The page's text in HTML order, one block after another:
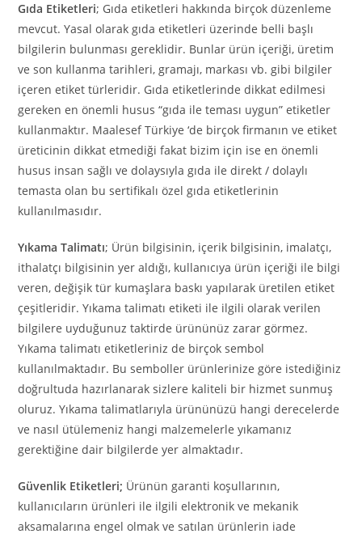
Gıda Etiketleri; Gıda etiketleri hakkında birçok düzenleme
mevcut. Yasal olarak gıda etiketleri üzerinde belli başlı
bilgilerin bulunması gereklidir. Bunlar ürün içeriği, üretim
ve son kullanma tarihleri, gramajı, markası vb. gibi bilgiler
içeren etiket türleridir. Gıda etiketlerinde dikkat edilmesi
gereken en önemli husus “gıda ile teması uygun” etiketler
kullanmaktır. Maalesef Türkiye ‘de birçok firmanın ve etiket
üreticinin dikkat etmediği fakat bizim için ise en önemli
husus insan sağlı ve dolaysıyla gıda ile direkt / dolaylı
temasta olan bu sertifikalı özel gıda etiketlerinin
kullanılmasıdır.
Yıkama Talimatı; Ürün bilgisinin, içerik bilgisinin, imalatçı,
ithalatçı bilgisinin yer aldığı, kullanıcıya ürün içeriği ile bilgi
veren, değişik tür kumaşlara baskı yapılarak üretilen etiket
çeşitleridir. Yıkama talimatı etiketi ile ilgili olarak verilen
bilgilere uyduğunuz taktirde ürününüz zarar görmez.
Yıkama talimatı etiketleriniz de birçok sembol
kullanılmaktadır. Bu semboller ürünlerinize göre istediğiniz
doğrultuda hazırlanarak sizlere kaliteli bir hizmet sunmuş
oluruz. Yıkama talimatlarıyla ürününüzü hangi derecelerde
ve nasıl ütülemeniz hangi malzemelerle yıkamanız
gerektiğine dair bilgilerde yer almaktadır.
Güvenlik Etiketleri; Ürünün garanti koşullarının,
kullanıcıların ürünleri ile ilgili elektronik ve mekanik
aksamalarına engel olmak ve satılan ürünlerin iade